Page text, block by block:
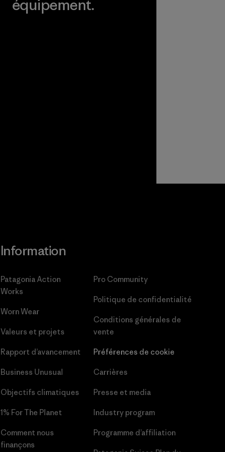
équipement.
Information
Patagonia Action
Works
Worn Wear
Valeurs et projets
Rapport d’avancement
Business Unusual
Objectifs climatiques
1% For The Planet
Comment nous
finançons
Pro Community
Politique de confidentialité
Conditions générales de
vente
Préférences de cookie
Carrières
Presse et media
Industry program
Programme d’affiliation